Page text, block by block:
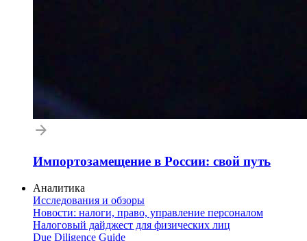
Импортозамещение в России: свой путь
Аналитика
Исследования и обзоры
Новости: налоги, право, управление персоналом
Налоговый дайджест для физических лиц
Due Diligence Guide